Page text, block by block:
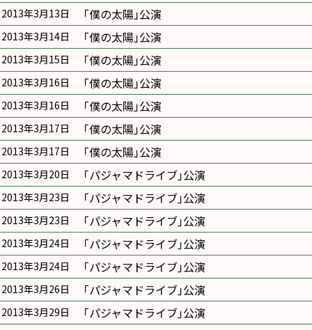
2013年3月13日 ｢僕の太陽｣公演
2013年3月14日 ｢僕の太陽｣公演
2013年3月15日 ｢僕の太陽｣公演
2013年3月16日 ｢僕の太陽｣公演
2013年3月16日 ｢僕の太陽｣公演
2013年3月17日 ｢僕の太陽｣公演
2013年3月17日 ｢僕の太陽｣公演
2013年3月20日 ｢パジャマドライブ｣公演
2013年3月23日 ｢パジャマドライブ｣公演
2013年3月23日 ｢パジャマドライブ｣公演
2013年3月24日 ｢パジャマドライブ｣公演
2013年3月24日 ｢パジャマドライブ｣公演
2013年3月26日 ｢パジャマドライブ｣公演
2013年3月29日 ｢パジャマドライブ｣公演